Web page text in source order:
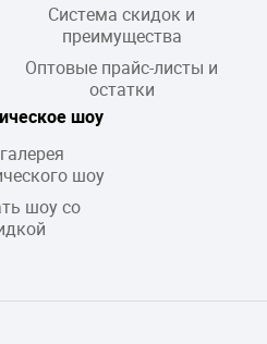
Система скидок и
преимущества
Оптовые прайс-листы и
остатки
шоу
шоу
шоу со